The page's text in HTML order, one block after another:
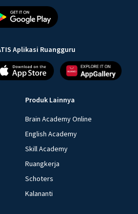
Aplikasi Ruangguru
Produk Lainnya
Brain Academy Online
English Academy
Skill Academy
Ruangkerja
Schoters
Kalananti